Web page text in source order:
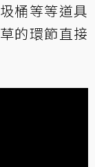
桶等等道具
的環節直接